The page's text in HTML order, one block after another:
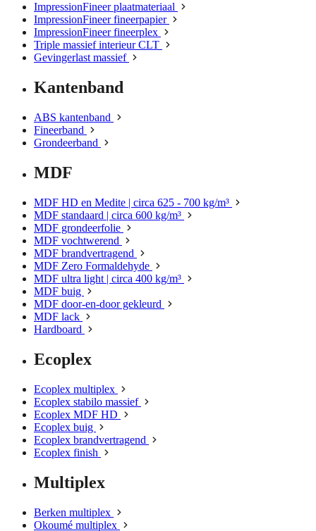
ImpressionFineer plaatmateriaal
ImpressionFineer fineerpapier
ImpressionFineer fineerplex
Triple massief interieur CLT
Gevingerlast massief
Kantenband
ABS kantenband
Fineerband
Grondeerband
MDF
MDF HD en Medite | circa 625 - 700 kg/m³
MDF standaard | circa 600 kg/m³
MDF grondeerfolie
MDF vochtwerend
MDF brandvertragend
MDF Zero Formaldehyde
MDF ultra light | circa 400 kg/m³
MDF buig
MDF door-en-door gekleurd
MDF lack
Hardboard
Ecoplex
Ecoplex multiplex
Ecoplex stabilo massief
Ecoplex MDF HD
Ecoplex buig
Ecoplex brandvertragend
Ecoplex finish
Multiplex
Berken multiplex
Okoumé multiplex